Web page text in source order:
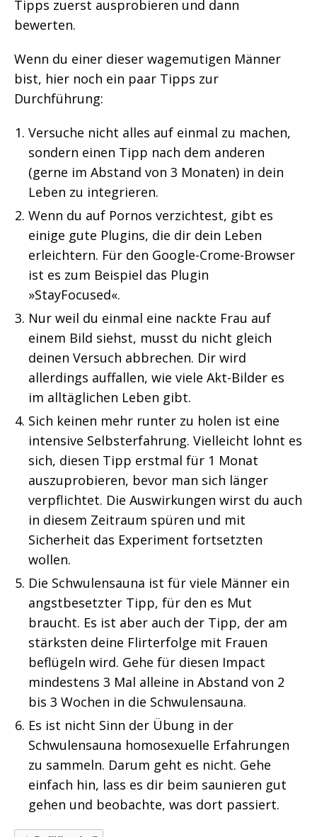
Tipps zuerst ausprobieren und dann
bewerten.
Wenn du einer dieser wagemutigen Männer
bist, hier noch ein paar Tipps zur
Durchführung:
Versuche nicht alles auf einmal zu machen,
sondern einen Tipp nach dem anderen
(gerne im Abstand von 3 Monaten) in dein
Leben zu integrieren.
Wenn du auf Pornos verzichtest, gibt es
einige gute Plugins, die dir dein Leben
erleichtern. Für den Google-Crome-Browser
ist es zum Beispiel das Plugin
»StayFocused«.
Nur weil du einmal eine nackte Frau auf
einem Bild siehst, musst du nicht gleich
deinen Versuch abbrechen. Dir wird
allerdings auffallen, wie viele Akt-Bilder es
im alltäglichen Leben gibt.
Sich keinen mehr runter zu holen ist eine
intensive Selbsterfahrung. Vielleicht lohnt es
sich, diesen Tipp erstmal für 1 Monat
auszuprobieren, bevor man sich länger
verpflichtet. Die Auswirkungen wirst du auch
in diesem Zeitraum spüren und mit
Sicherheit das Experiment fortsetzten
wollen.
Die Schwulensauna ist für viele Männer ein
angstbesetzter Tipp, für den es Mut
braucht. Es ist aber auch der Tipp, der am
stärksten deine Flirterfolge mit Frauen
beflügeln wird. Gehe für diesen Impact
mindestens 3 Mal alleine in Abstand von 2
bis 3 Wochen in die Schwulensauna.
Es ist nicht Sinn der Übung in der
Schwulensauna homosexuelle Erfahrungen
zu sammeln. Darum geht es nicht. Gehe
einfach hin, lass es dir beim saunieren gut
gehen und beobachte, was dort passiert.